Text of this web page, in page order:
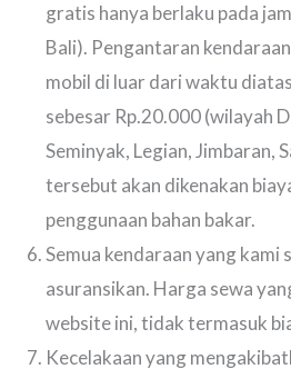
gratis hanya berlaku pada
Bali). Pengantaran
mobil di luar dari waktu
sebesar Rp.20.000 (wilayah
Seminyak, Legian, Jimbaran,
tersebut akan dikenakan
penggunaan bahan bakar.
Semua kendaraan yang kami
asuransikan. Harga sewa
website ini, tidak termasuk
Kecelakaan yang